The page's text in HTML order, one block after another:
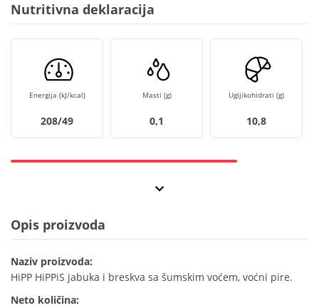
Nutritivna deklaracija
Energija (kJ/kcal)
208/49
Masti (g)
0,1
Ugljikohidrati (g)
10,8
Opis proizvoda
Naziv proizvoda:
HiPP HiPPiS jabuka i breskva sa šumskim voćem, voćni pire.
Neto količina: